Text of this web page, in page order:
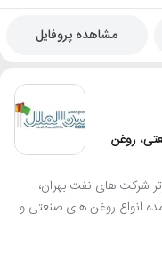
مشاهده پروفایل
روغن
شرکت های نفت بهران،
انواع روغن های صنعتی و